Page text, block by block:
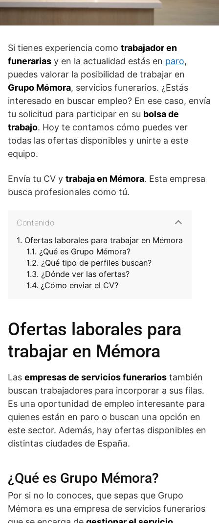
Si tienes experiencia como trabajador en
funerarias y en la actualidad estás en paro,
puedes valorar la posibilidad de trabajar en
Grupo Mémora, servicios funerarios. ¿Estás
interesado en buscar empleo? En ese caso, envía
tu solicitud para participar en su bolsa de
trabajo. Hoy te contamos cómo puedes ver
todas las ofertas disponibles y unirte a este
equipo.
Envía tu CV y trabaja en Mémora. Esta empresa
busca profesionales como tú.
Contenido
Ofertas laborales para trabajar en Mémora
¿Qué es Grupo Mémora?
¿Qué tipo de perfiles buscan?
¿Dónde ver las ofertas?
¿Cómo enviar el CV?
Ofertas laborales para
trabajar en Mémora
Las empresas de servicios funerarios también
buscan trabajadores para incorporar a sus filas.
Es una oportunidad de empleo interesante para
quienes están en paro o buscan una opción en
este sector. Además, hay ofertas disponibles en
distintas ciudades de España.
¿Qué es Grupo Mémora?
Por si no lo conoces, que sepas que Grupo
Mémora es una empresa de servicios funerarios